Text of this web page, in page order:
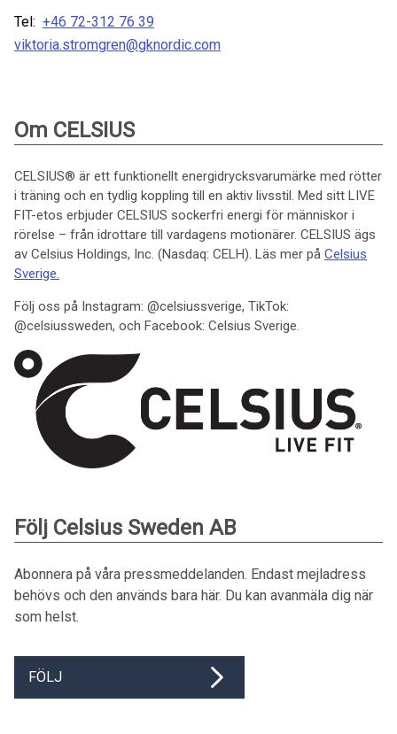
Tel: +46 72-312 76 39
viktoria.stromgren@gknordic.com
Om CELSIUS
CELSIUS® är ett funktionellt energidrycksvarumärke med rötter
i träning och en tydlig koppling till en aktiv livsstil. Med sitt LIVE
FIT-etos erbjuder CELSIUS sockerfri energi för människor i
rörelse – från idrottare till vardagens motionärer. CELSIUS ägs
av Celsius Holdings, Inc. (Nasdaq: CELH). Läs mer på Celsius
Sverige.
Följ oss på Instagram: @celsiussverige, TikTok:
@celsiussweden, och Facebook: Celsius Sverige.
Följ Celsius Sweden AB
Abonnera på våra pressmeddelanden. Endast mejladress
behövs och den används bara här. Du kan avanmäla dig när
som helst.
FÖLJ